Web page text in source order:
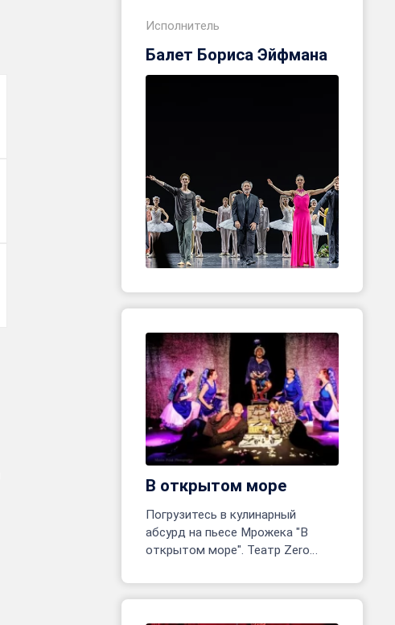
Исполнитель
Балет Бориса Эйфмана
В открытом море
Погрузитесь в кулинарный
абсурд на пьесе Мрожека "В
открытом море". Театр Zero
приключение! Реж. Марина
Белявцева, Олег Родовильский.